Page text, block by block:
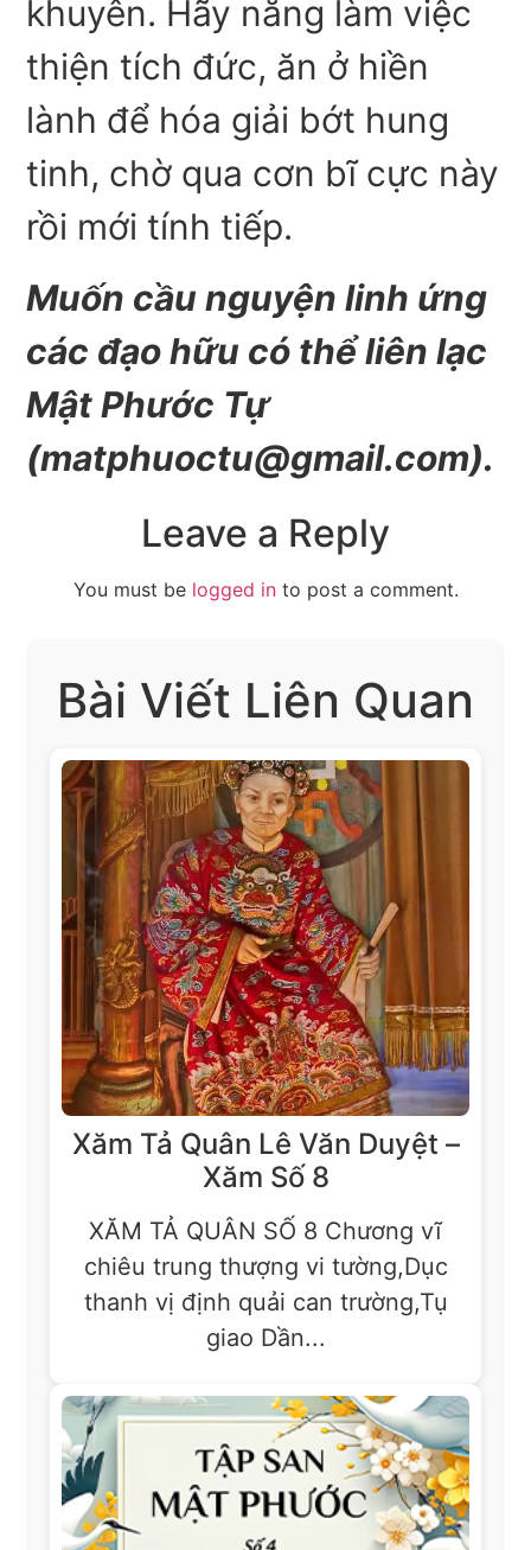
khuyên. Hãy năng làm việc
thiện tích đức, ăn ở hiền
lành để hóa giải bớt hung
tinh, chờ qua cơn bĩ cực này
rồi mới tính tiếp.
Muốn cầu nguyện linh ứng
các đạo hữu có thể liên lạc
Mật Phước Tự
(matphuoctu@gmail.com).
Leave a Reply
You must be logged into post a comment.
Bài Viết Liên Quan
Xăm Tả Quân Lê Văn Duyệt –
Xăm Số 8
XĂM TẢ QUÂN SỐ 8 Chương vĩ
chiêu trung thượng vi tường,Dục
thanh vị định quải can trường,Tụ
giao Dần...